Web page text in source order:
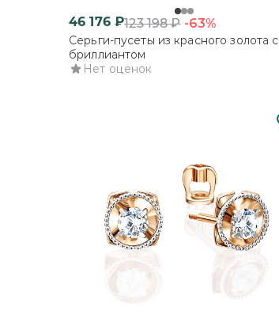
46 176₽123 198₽ -63%
Серьги-пусеты из красного золота с
бриллиантом
Нет оценок